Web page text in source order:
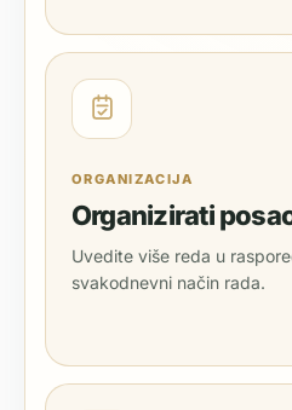
ORGANIZACIJA
Organizirati
Uvedite više reda u
svakodnevni način rada.